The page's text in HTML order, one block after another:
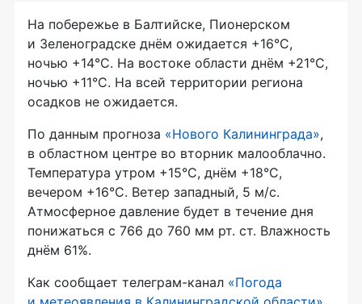
На побережье в Балтийске, Пионерском
и Зеленоградске днём ожидается +16°С,
ночью +14°С. На востоке области днём +21°С,
ночью +11°С. На всей территории региона
осадков не ожидается.
По данным прогноза «Нового Калининграда»,
в областном центре во вторник малооблачно.
Температура утром +15°С, днём +18°С,
вечером +16°С. Ветер западный, 5 м/с.
Атмосферное давление будет в течение дня
понижаться с 766 до 760 мм рт. ст. Влажность
днём 61%.
Как сообщает телеграм-канал «Погода